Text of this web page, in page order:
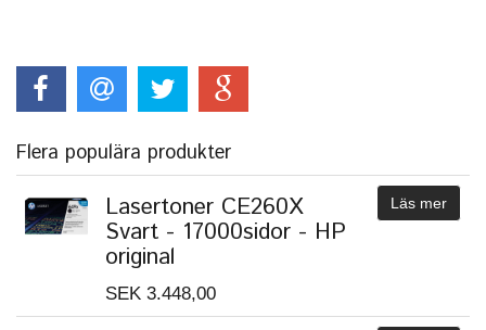
Flera populära produkter
Lasertoner CE260X
Svart - 17000sidor - HP
original
SEK 3.448,00
Läs mer